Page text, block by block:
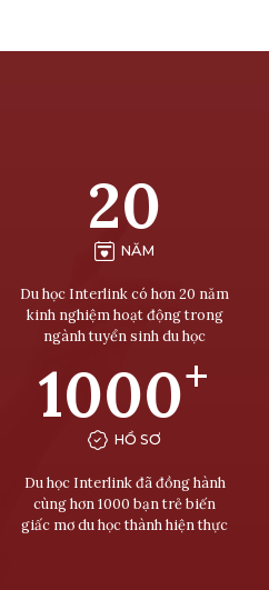
20
NĂM
Du học Interlink có hơn 20 năm
kinh nghiệm hoạt động trong
ngành tuyển sinh du học
1000+
HỒ SƠ
Du học Interlink đã đồng hành
cùng hơn 1000 bạn trẻ biến
giấc mơ du học thành hiện thực